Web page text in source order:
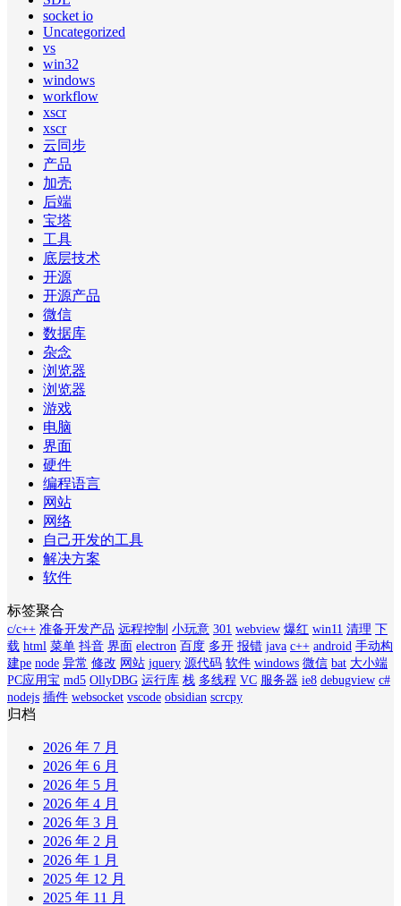
socket io
Uncategorized
vs
win32
windows
workflow
xscr
xscr
云同步
产品
加壳
后端
宝塔
工具
底层技术
开源
开源产品
微信
数据库
杂念
浏览器
浏览器
游戏
电脑
界面
硬件
编程语言
网站
网络
自己开发的工具
解决方案
软件
标签聚合
c/c++ 准备开发产品 远程控制 小玩意 301 webview 爆红 win11 清理 下
载 html 菜单 抖音 界面 electron 百度 多开 报错 java c++ android 手动构
建pe node 异常 修改 网站 jquery 源代码 软件 windows 微信 bat 大小端
PC应用宝 md5 OllyDBG 运行库 栈 多线程 VC 服务器 ie8 debugview c#
nodejs 插件 websocket vscode obsidian scrcpy
归档
2026 年 7 月
2026 年 6 月
2026 年 5 月
2026 年 4 月
2026 年 3 月
2026 年 2 月
2026 年 1 月
2025 年 12 月
2025 年 11 月